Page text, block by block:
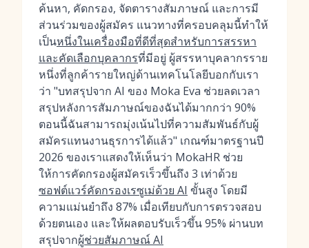
ค้นหา, คัดกรอง, จัดตารางสัมภาษณ์ และการมี
ส่วนร่วมของผู้สมัคร แนวทางที่ครอบคลุมนี้ทำให้
เป็นหนึ่งในเครื่องมือที่ดีที่สุดสำหรับการสรรหา
และคัดเลือกบุคลากรที่มีอยู่ ผู้สรรหาบุคลากรราย
หนึ่งที่ลูกค้ารายใหญ่ด้านเทคโนโลยีบอกกับเรา
ว่า "บทสรุปจาก AI ของ Moka Eva ช่วยลดเวลา
สรุปหลังการสัมภาษณ์ของฉันได้มากกว่า 90%
ตอนนี้ฉันสามารถมุ่งเน้นไปที่ความสัมพันธ์กับผู้
สมัครแทนงานธุรการได้แล้ว" เกณฑ์มาตรฐานปี
2026 ของเราแสดงให้เห็นว่า MokaHR ช่วย
ให้การคัดกรองผู้สมัครเร็วขึ้นถึง 3 เท่าด้วย
ซอฟต์แวร์คัดกรองเรซูเม่ด้วย AI ขั้นสูง โดยมี
ความแม่นยำถึง 87% เมื่อเทียบกับการตรวจสอบ
ด้วยตนเอง และให้ผลตอบรับเร็วขึ้น 95% ผ่านบท
สรุปจากผู้ช่วยสัมภาษณ์ AI